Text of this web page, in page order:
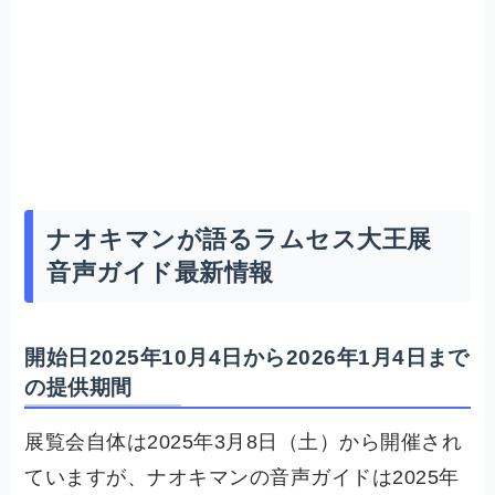
ナオキマンが語るラムセス大王展
音声ガイド最新情報
開始日2025年10月4日から2026年1月4日まで
の提供期間
展覧会自体は2025年3月8日（土）から開催され
ていますが、ナオキマンの音声ガイドは2025年